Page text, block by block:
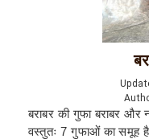
बराबर की गुफा बराबर और
वस्तुतः 7 गुफाओं का समूह है